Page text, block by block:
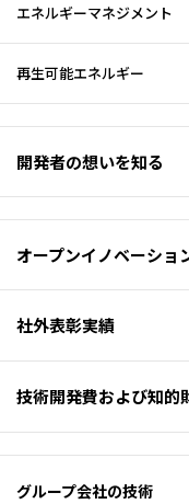
エネルギーマネジメント
再生可能エネルギー
開発者の想いを知る
オープンイノベーショ
社外表彰実績
技術開発費および知的
グループ会社の技術